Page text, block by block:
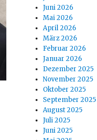
Juni 2026
Mai 2026
April 2026
März 2026
Februar 2026
Januar 2026
Dezember 2025
November 2025
Oktober 2025
September 2025
August 2025
Juli 2025
Juni 2025